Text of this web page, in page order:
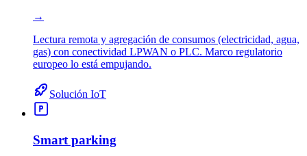
→
Lectura remota y agregación de consumos (electricidad, agua,
gas) con conectividad LPWAN o PLC. Marco regulatorio
europeo lo está empujando.
Solución IoT
Smart parking